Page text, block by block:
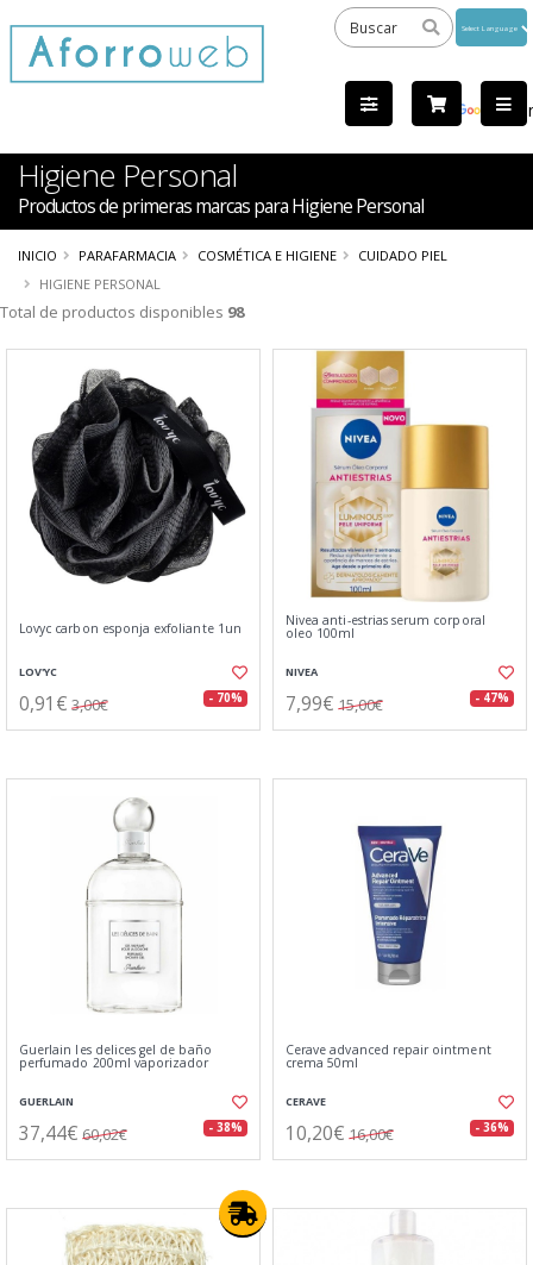
by
Higiene Personal
Productos de primeras marcas para Higiene Personal
INICIO PARAFARMACIA COSMÉTICA E HIGIENE
CUIDADO PIEL
HIGIENE PERSONAL
Total de productos disponibles 98
Lovyc carbon esponja exfoliante 1un
LOV'YC
0,91€ 3,00€ - 70%
Nivea anti-estrias serum corporal
oleo 100ml
NIVEA
7,99€ 15,00€ - 47%
Guerlain les delices gel de baño
perfumado 200ml vaporizador
GUERLAIN
37,44€ 60,02€ - 38%
Cerave advanced repair ointment
crema 50ml
CERAVE
10,20€ 16,00€ - 36%